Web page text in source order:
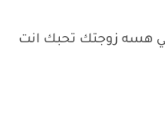
هسه زوجتك تحبك انت